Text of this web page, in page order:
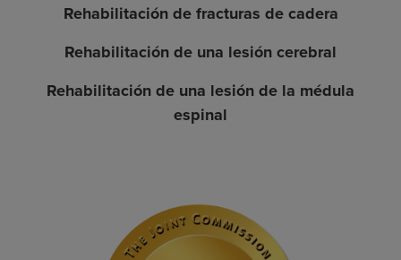
Rehabilitación de fracturas de cadera
Rehabilitación de una lesión cerebral
Rehabilitación de una lesión de la médula
espinal